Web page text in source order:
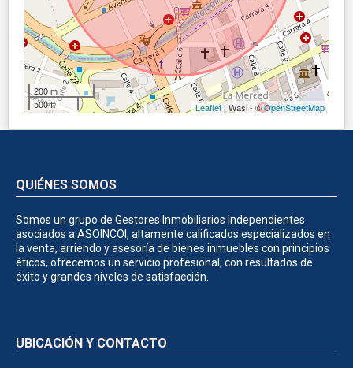
200 m
500 ft
Leaflet| Wasi - ©OpenStreetMap
QUIÉNES SOMOS
Somos un grupo de Gestores Inmobiliarios Independientes
asociados a ASOINCOI, altamente calificados especializados en
la venta, arriendo y asesoría de bienes inmuebles con principios
éticos, ofrecemos un servicio profesional, con resultados de
éxito y grandes niveles de satisfacción.
UBICACIÓN Y CONTACTO